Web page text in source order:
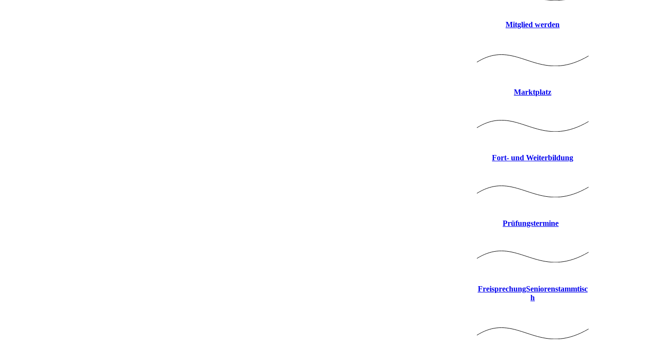
Mitglied werden
Marktplatz
Fort- und Weiterbildung
Prüfungstermine
FreisprechungSeniorenstammtisc
h